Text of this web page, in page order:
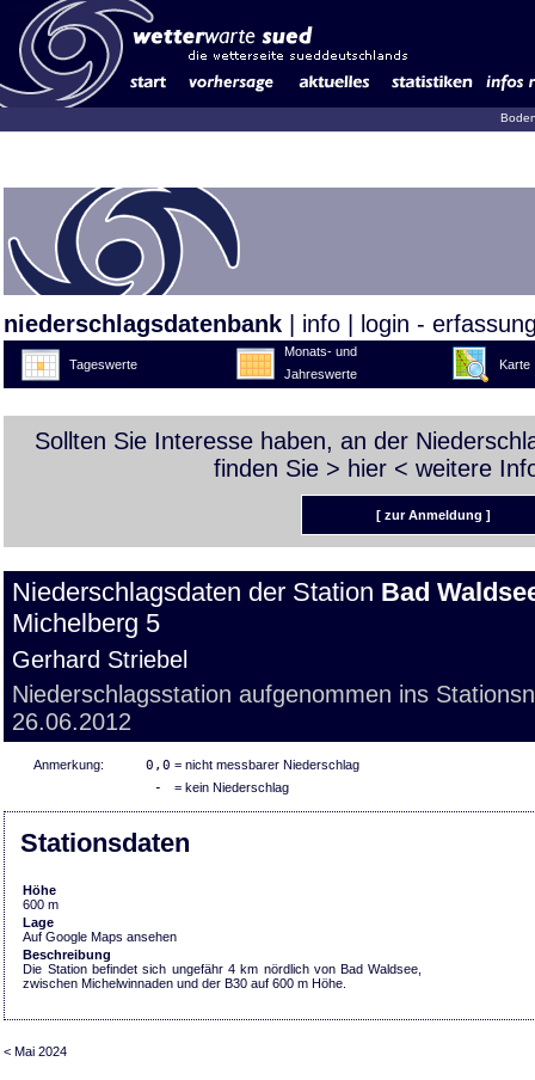
niederschlagsdatenbank info login -
Tageswerte
Monats- und
Jahreswerte
Karte
Sollten Sie Interesse haben, an der
finden Sie > hier < weitere
[ zur Anmeldung ]
Niederschlagsdaten der Station Bad
Michelberg 5
Gerhard Striebel
Niederschlagsstation aufgenommen ins
26.06.2012
Anmerkung: 0,0 = nicht messbarer Niederschlag
- = kein Niederschlag
Stationsdaten
Höhe
600 m
Lage
Auf Google Maps ansehen
Beschreibung
Die Station befindet sich ungefähr 4 km nördlich von Bad Waldsee,
zwischen Michelwinnaden und der B30 auf 600 m Höhe.
< Mai 2024